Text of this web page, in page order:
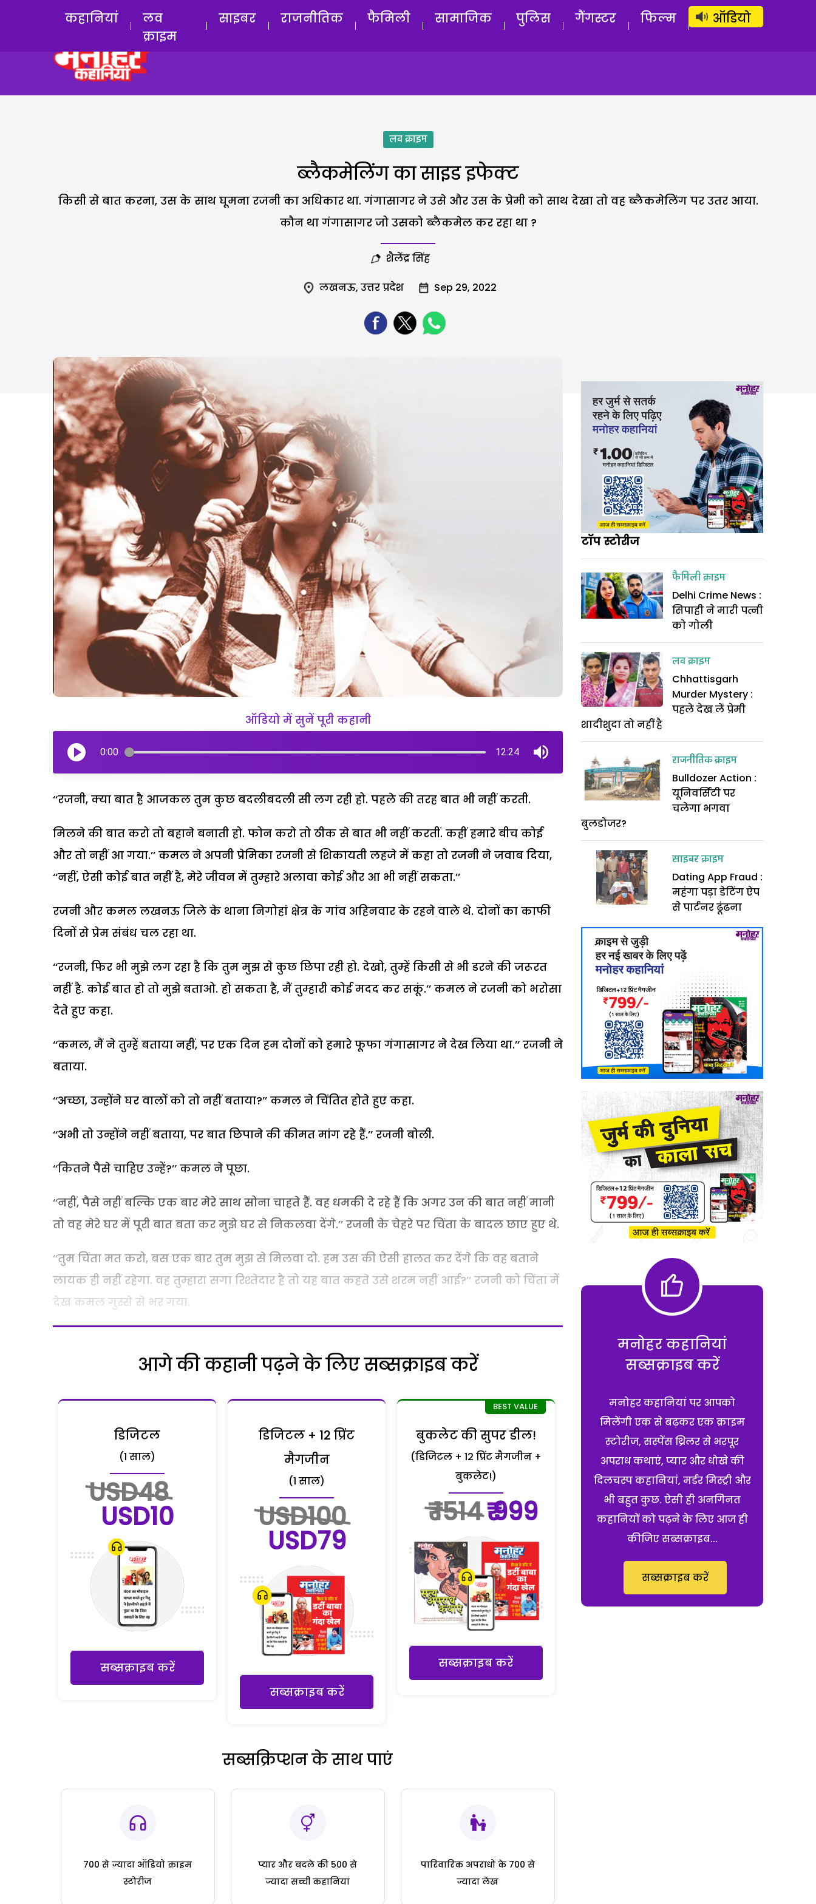
लॉग इन सब्सक्राइब करें
कहानियां
लव
क्राइम
साइबर राजनीतिक फैमिली सामाजिक पुलिस गैंगस्टर फिल्म ऑडियो
लव क्राइम
ब्लैकमेलिंग का साइड इफेक्ट
किसी से बात करना, उस के साथ घूमना रजनी का अधिकार था. गंगासागर ने उसे और उस के प्रेमी को साथ देखा तो वह ब्लैकमेलिंग पर उतर आया.
कौन था गंगासागर जो उसको ब्लैकमेल कर रहा था ?
शैलेंद्र सिंह
लखनऊ, उत्तर प्रदेश Sep 29, 2022
ऑडियो में सुनें पूरी कहानी
0:00 12:24
‘‘रजनी, क्या बात है आजकल तुम कुछ बदलीबदली सी लग रही हो. पहले की तरह बात भी नहीं करती.
मिलने की बात करो तो बहाने बनाती हो. फोन करो तो ठीक से बात भी नहीं करतीं. कहीं हमारे बीच कोई
और तो नहीं आ गया.’’ कमल ने अपनी प्रेमिका रजनी से शिकायती लहजे में कहा तो रजनी ने जवाब दिया,
‘‘नहीं, ऐसी कोई बात नहीं है, मेरे जीवन में तुम्हारे अलावा कोई और आ भी नहीं सकता.’’
रजनी और कमल लखनऊ जिले के थाना निगोहां क्षेत्र के गांव अहिनवार के रहने वाले थे. दोनों का काफी
दिनों से प्रेम संबंध चल रहा था.
‘‘रजनी, फिर भी मुझे लग रहा है कि तुम मुझ से कुछ छिपा रही हो. देखो, तुम्हें किसी से भी डरने की जरूरत
नहीं है. कोई बात हो तो मुझे बताओ. हो सकता है, मैं तुम्हारी कोई मदद कर सकूं.’’ कमल ने रजनी को भरोसा
देते हुए कहा.
‘‘कमल, मैं ने तुम्हें बताया नहीं, पर एक दिन हम दोनों को हमारे फूफा गंगासागर ने देख लिया था.’’ रजनी ने
बताया.
‘‘अच्छा, उन्होंने घर वालों को तो नहीं बताया?’’ कमल ने चिंतित होते हुए कहा.
‘‘अभी तो उन्होंने नहीं बताया, पर बात छिपाने की कीमत मांग रहे हैं.’’ रजनी बोली.
‘‘कितने पैसे चाहिए उन्हें?’’ कमल ने पूछा.
‘‘नहीं, पैसे नहीं बल्कि एक बार मेरे साथ सोना चाहते हैं. वह धमकी दे रहे हैं कि अगर उन की बात नहीं मानी
तो वह मेरे घर में पूरी बात बता कर मुझे घर से निकलवा देंगे.’’ रजनी के चेहरे पर चिंता के बादल छाए हुए थे.
‘‘तुम चिंता मत करो, बस एक बार तुम मुझ से मिलवा दो. हम उस की ऐसी हालत कर देंगे कि वह बताने
लायक ही नहीं रहेगा. वह तुम्हारा सगा रिश्तेदार है तो यह बात कहते उसे शरम नहीं आई?’’ रजनी को चिंता में
देख कमल गुस्से से भर गया.
आगे की कहानी पढ़ने के लिए सब्सक्राइब करें
डिजिटल
(1 साल)
USD48
USD10
सब्सक्राइब करें
डिजिटल + 12 प्रिंट
मैगजीन
(1 साल)
USD100
USD79
सब्सक्राइब करें
बुकलेट की सुपर डील!
(डिजिटल + 12 प्रिंट मैगजीन +
बुकलेट!)
₹ 1514₹ 999
सब्सक्राइब करें
सब्सक्रिप्शन के साथ पाएं
700 से ज्यादा ऑडियो क्राइम
स्टोरीज
प्यार और बदले की 500 से
ज्यादा सच्ची कहानियां
पारिवारिक अपराधों के 700 से
ज्यादा लेख
टॉप स्टोरीज
फैमिली क्राइम
Delhi Crime News :
सिपाही ने मारी पत्नी
को गोली
लव क्राइम
Chhattisgarh
Murder Mystery :
पहले देख लें प्रेमी
शादीशुदा तो नहीं है
राजनीतिक क्राइम
Bulldozer Action :
यूनिवर्सिटी पर
चलेगा भगवा
बुलडोजर?
साइबर क्राइम
Dating App Fraud :
महंगा पड़ा डेटिंग ऐप
से पार्टनर ढूंढना
मनोहर कहानियां
सब्सक्राइब करें
मनोहर कहानियां पर आपको
मिलेंगी एक से बढ़कर एक क्राइम
स्टोरीज, सस्पेंस थ्रिलर से भरपूर
अपराध कथाएं, प्यार और धोखे की
दिलचस्प कहानियां, मर्डर मिस्ट्री और
भी बहुत कुछ. ऐसी ही अनगिनत
कहानियों को पढ़ने के लिए आज ही
कीजिए सब्सक्राइब...
सब्सक्राइब करें